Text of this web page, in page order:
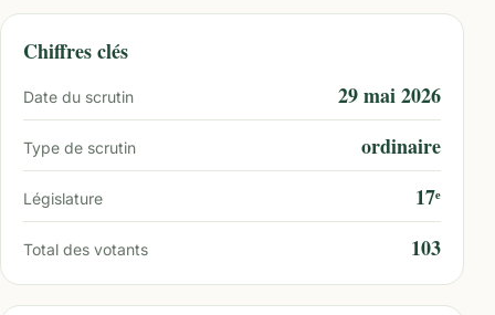
Chiffres clés
Date du scrutin 29 mai 2026
Type de scrutin ordinaire
Législature 17ᵉ
Total des votants 103